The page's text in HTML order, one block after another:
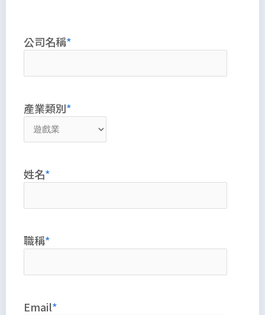
公司名稱
產業類別
姓名
職稱
Email